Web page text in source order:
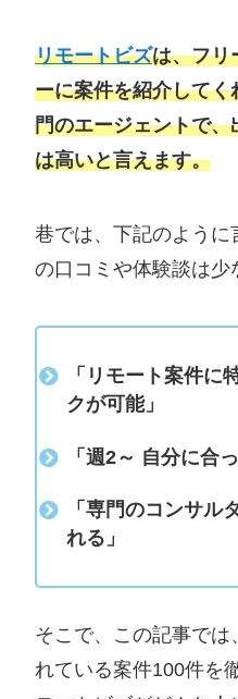
リモートビズは、フリ
ーに案件を紹介して
門のエージェントで、
は高いと言えます。
巷では、下記のよう
の口コミや体験談は少
「リモート案件に
クが可能」
「週2～ 自分に合
「専門のコンサル
れる」
そこで、この記事では
れている案件100件を